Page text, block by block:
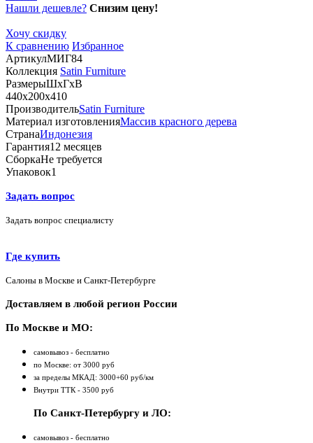
Нашли дешевле? Снизим цену!
Хочу скидку
К сравнению Избранное
АртикулМИГ84
Коллекция Satin Furniture
РазмерыШхГхВ
440х200х410
ПроизводительSatin Furniture
Материал изготовленияМассив красного дерева
СтранаИндонезия
Гарантия12 месяцев
СборкаНе требуется
Упаковок1
Задать вопрос
Задать вопрос специалисту
Где купить
Салоны в Москве и Санкт-Петербурге
Доставляем в любой регион России
По Москве и МО:
самовывоз - бесплатно
по Москве: от 3000 руб
за пределы МКАД: 3000+60 руб/км
Внутри ТТК - 3500 руб
По Санкт-Петербургу и ЛО:
самовывоз - бесплатно